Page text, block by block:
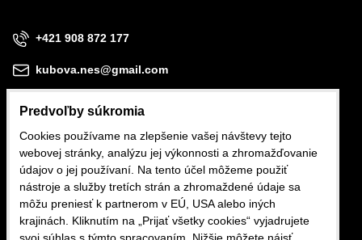
+421 908 872 177
kubova.nes@gmail.com
Obchodné podmienky
Reklamačné podmienky
Ochrana osobných údajov
Predvoľby súkromia
Cookies používame na zlepšenie vašej návštevy tejto
webovej stránky, analýzu jej výkonnosti a zhromažďovanie
údajov o jej používaní. Na tento účel môžeme použiť
nástroje a služby tretích strán a zhromaždené údaje sa
môžu preniesť k partnerom v EÚ, USA alebo iných
krajinách. Kliknutím na „Prijať všetky cookies“ vyjadrujete